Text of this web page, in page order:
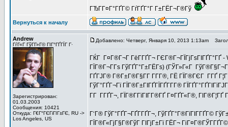
ГЂГ­Г¤Г°ГҐГ© ГѓГҐГ°Г Г±ГЁГ¬Г®Гў
Вернуться к началу
Andrew
ГѓГ«Г ГўГ­Г»Г© ГІГ°ГҐГЇГ Г·
Зарегистрирован:
01.03.2003
Сообщения: 10421
Откуда: Г€Г°ГЄГіГІГ±ГЄ, RU ->
Los Angeles, US
Добавлено: Четверг, Января 10, 2013 1:13am
ГЌГ Г¤Г®Г¬Г ГёГ­ГҐГ¬ ГЄГ®Г¬ГЇГјГѕГІГҐГ°ГҐ
ГЇГ®Г¬Г­Гѕ ГўГҐГ°Г±ГЁГѕ) (ГЎГ»Г«Г
ГҐГЈГ® Г®Г±Г®Г§Г­Г Г­Г­Г®, ГЁ ГЇГ®ГЄГ Г­ГҐ Г¦Г
ГўГ°ГҐГ¬Гї ГЇГ®Г±ГІГҐГЇГҐГ­Г­Г®
Г­Г Г­ГҐГ¬, ГЇГ®Г­ГїГІГ­Г®ГҐ Г¤ГҐГ«Г®,
Г‘Г® ГўГ°ГҐГ¬ГҐГ­ГҐГ¬, ГўГҐГ°Г®ГїГІГ­ГҐГ©
ГЇГ®Г«ГјГ§Г®ГўГ ГІГјГ±Гї ГЁГ¬